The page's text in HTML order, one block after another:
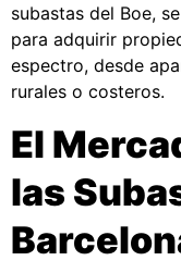
subastas del Boe,
para adquirir
espectro, desde
rurales o costeros.
El
las